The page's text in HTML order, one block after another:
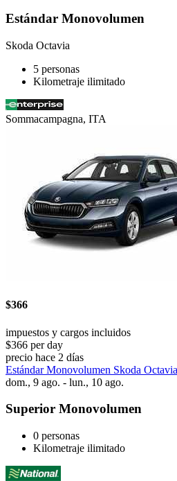
Estándar Monovolumen
Skoda Octavia
5 personas
Kilometraje ilimitado
Sommacampagna, ITA
$366
impuestos y cargos incluidos
$366 per day
precio hace 2 días
Estándar Monovolumen Skoda Octavia
dom., 9 ago. - lun., 10 ago.
Superior Monovolumen
0 personas
Kilometraje ilimitado